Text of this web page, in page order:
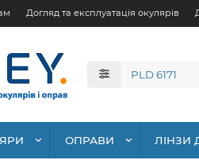
Догляд та експлуатація окулярів
ОПРАВИ ЛІНЗИ